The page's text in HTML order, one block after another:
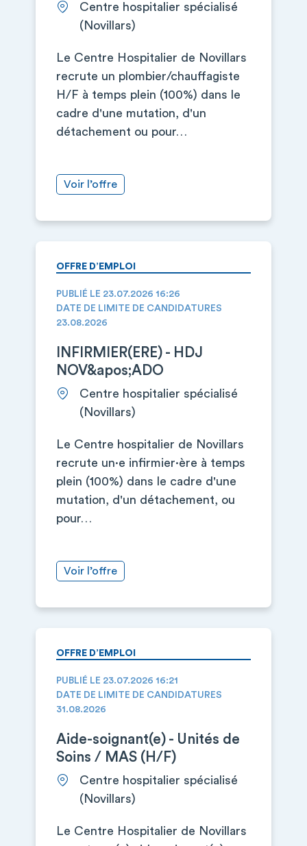
Centre hospitalier spécialisé
(Novillars)
Le Centre Hospitalier de Novillars
recrute un plombier/chauffagiste
H/F à temps plein (100%) dans le
cadre d'une mutation, d'un
détachement ou pour…
Voir l’offre
OFFRE D’EMPLOI
PUBLIÉ LE 23.07.2026 16:26
DATE DE LIMITE DE CANDIDATURES
23.08.2026
INFIRMIER(ERE) - HDJ
NOV&apos;ADO
Centre hospitalier spécialisé
(Novillars)
Le Centre hospitalier de Novillars
recrute un·e infirmier·ère à temps
plein (100%) dans le cadre d'une
mutation, d'un détachement, ou
pour…
Voir l’offre
OFFRE D’EMPLOI
PUBLIÉ LE 23.07.2026 16:21
DATE DE LIMITE DE CANDIDATURES
31.08.2026
Aide-soignant(e) - Unités de
Soins / MAS (H/F)
Centre hospitalier spécialisé
(Novillars)
Le Centre Hospitalier de Novillars